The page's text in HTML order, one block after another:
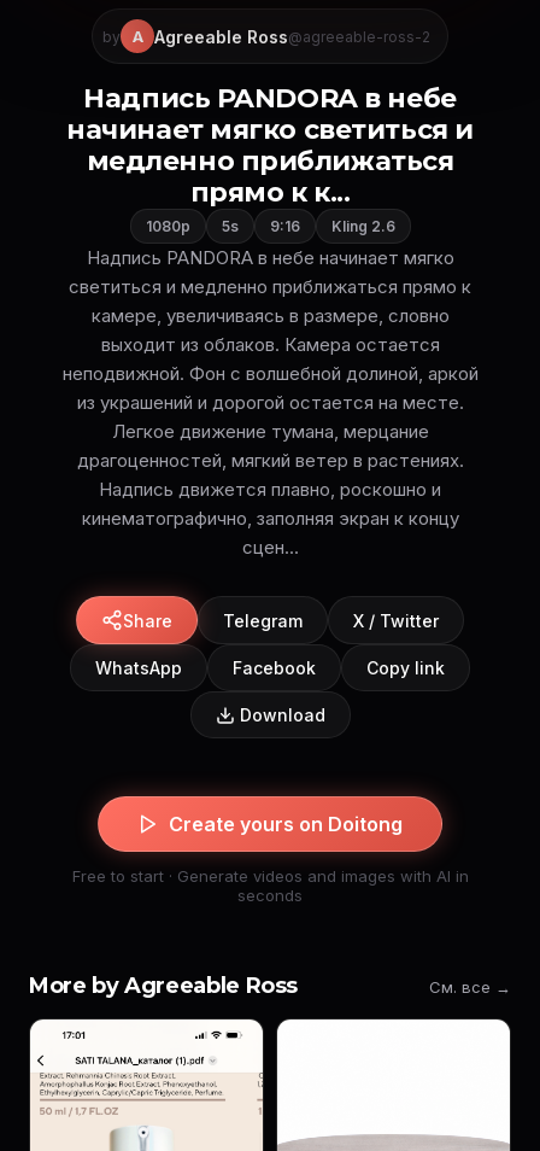
by A Agreeable Ross@agreeable-ross-2
Надпись PANDORA в небе
начинает мягко светиться и
медленно приближаться
прямо к к...
1080p 5s 9:16 Kling 2.6
Надпись PANDORA в небе начинает мягко
светиться и медленно приближаться прямо к
камере, увеличиваясь в размере, словно
выходит из облаков. Камера остается
неподвижной. Фон с волшебной долиной, аркой
из украшений и дорогой остается на месте.
Легкое движение тумана, мерцание
драгоценностей, мягкий ветер в растениях.
Надпись движется плавно, роскошно и
кинематографично, заполняя экран к концу
сцен...
Share Telegram X / Twitter
WhatsApp Facebook Copy link
Download
Create yours on Doitong
Free to start · Generate videos and images with AI in
seconds
More by Agreeable Ross См. все →